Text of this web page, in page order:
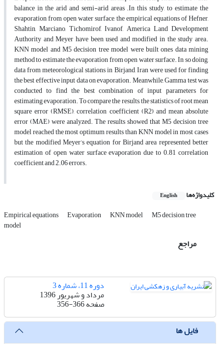
balance in the arid and semi-arid areas .In this study, to estimate the
evaporation from open water surface, the empirical equations of Hefner,
Shahtin, Marciano, Tichomirof, Ivanof, America Land Development
Authority and Meyer have been used and modified in the study area.
KNN model and M5 decision tree model were built ones data mining
method to estimate the evaporation from open water surface. In so doing,
data from meteorological stations in Birjand, Iran were used for finding
the best effective input data on evaporation. Meanwhile, Gamma test was
conducted to find the best combination of input parameters for
estimating evaporation. To compare the results, the statistics of root mean
square error (RMSE), correlation coefficient (R2) and mean absolute
error (MAE) were analyzed. The results showed that M5 decision tree
model reached the most optimum results than KNN model in most cases
but the modified Meyer’s equation for Birjand area represented better
estimation of open water surface evaporation due to 0.81 correlation
coefficient and 2.06 errors.
کلیدواژه‌ها English
Empirical equations Evaporation KNN model M5 decision tree
model
مراجع
دوره 11، شماره 3
مرداد و شهریور 1396
صفحه356-366
فایل ها